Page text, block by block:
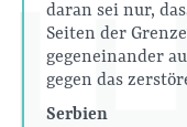
daran sei nur,
Seiten der
gegeneinander
gegen das
Serbien